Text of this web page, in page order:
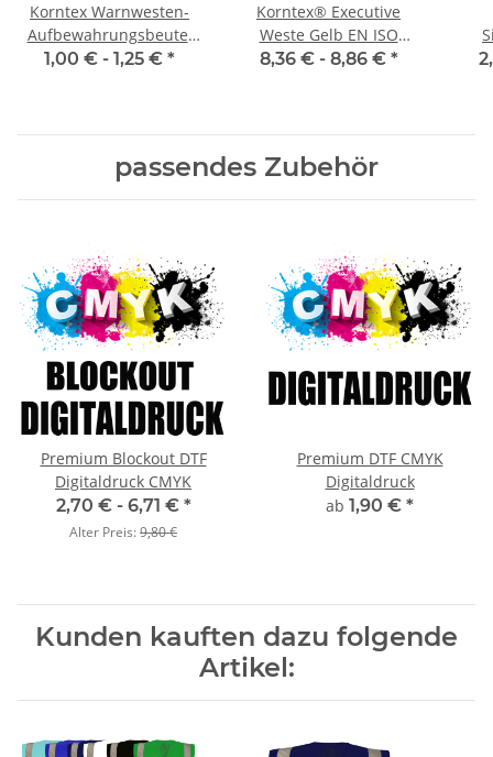
Korntex Warnwesten-
Aufbewahrungsbeutel
farbig
1,00 € - 1,25 € *
Korntex® Executive
Weste Gelb EN ISO
20471:2013 in 10 Größen
8,36 € - 8,86 € *
passendes Zubehör
Premium Blockout DTF
Digitaldruck CMYK
2,70 € - 6,71 € *
Alter Preis:9,80 €
Premium DTF CMYK
Digitaldruck
ab 1,90 € *
Kunden kauften dazu folgende
Artikel: